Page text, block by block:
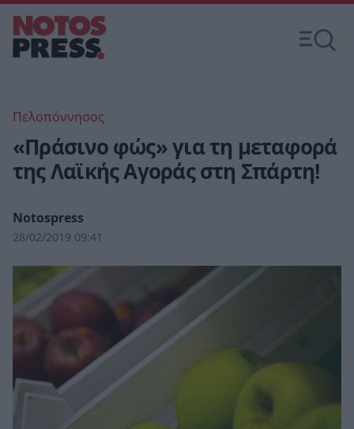
Πελοπόννησος
«Πράσινο φώς» για τη μεταφορά
της Λαϊκής Αγοράς στη Σπάρτη!
Notospress
28/02/2019 09:41